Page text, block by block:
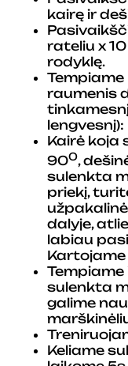
kairę ir
rateliu x
rodyklę.
raumenis
lengvesnį):
Kairė koja
900,
sulenkta
priekį,
dalyje,
labiau
sulenkta
galime
Keliame